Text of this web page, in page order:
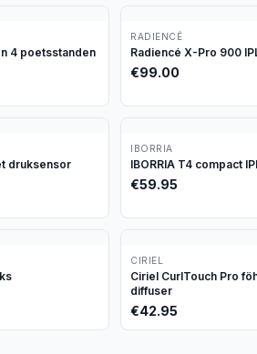
4 poetsstanden
RADIENCÉ
Radiencé X-Pro 900
€99.00
druksensor
IBORRIA
IBORRIA T4 compact
€59.95
CIRIEL
Ciriel CurlTouch Pro
diffuser
€42.95